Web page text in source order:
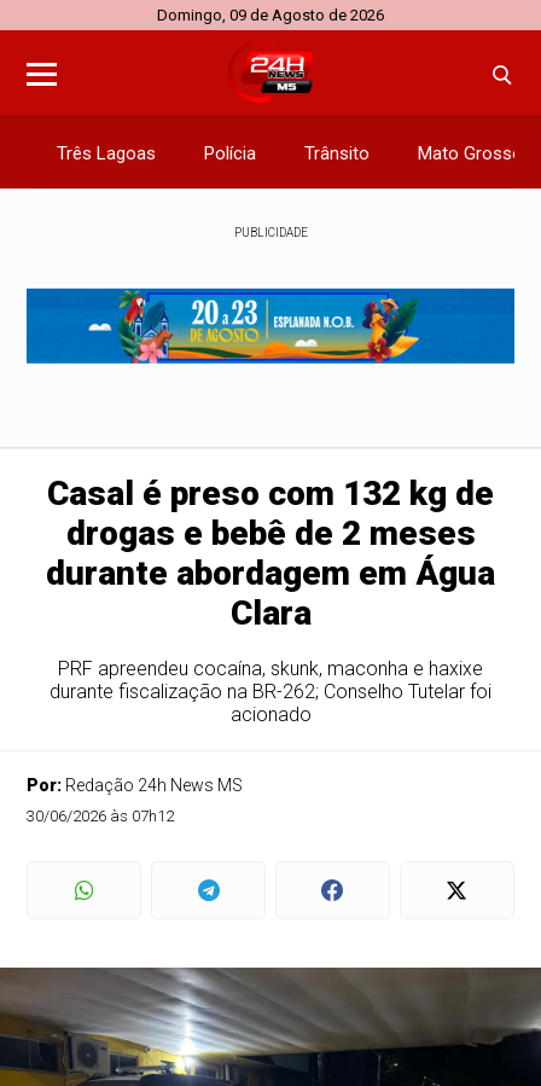
Domingo, 09 de Agosto de 2026
Três Lagoas Polícia Trânsito Mato Grosso
PUBLICIDADE
Casal é preso com 132 kg de
drogas e bebê de 2 meses
durante abordagem em Água
Clara
PRF apreendeu cocaína, skunk, maconha e haxixe
durante fiscalização na BR-262; Conselho Tutelar foi
acionado
Por: Redação 24h News MS
30/06/2026 às 07h12